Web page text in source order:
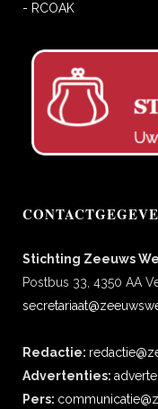
- RCOAK
Stichting Zeeuws
Postbus 33, 4350 AA
Redactie:
Advertenties:
Pers: